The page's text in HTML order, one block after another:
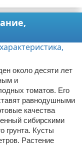
около десяти лет
и
томатов. Его
равнодушными
качества
сибирскими
грунта. Кусты
Растение